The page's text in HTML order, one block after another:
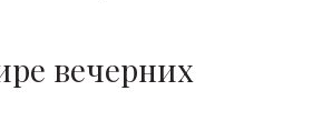
вечерних